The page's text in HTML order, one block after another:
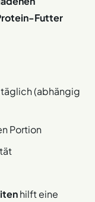
Futter
(abhängig
Portion
hilft eine